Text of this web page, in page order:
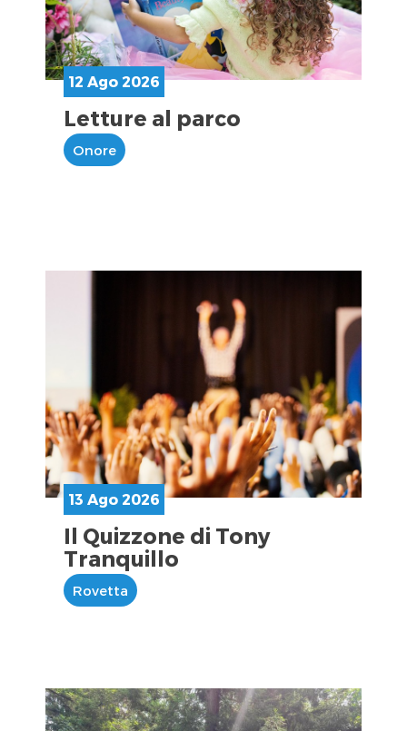
12 Ago 2026
Letture al parco
Onore
13 Ago 2026
Il Quizzone di Tony
Tranquillo
Rovetta